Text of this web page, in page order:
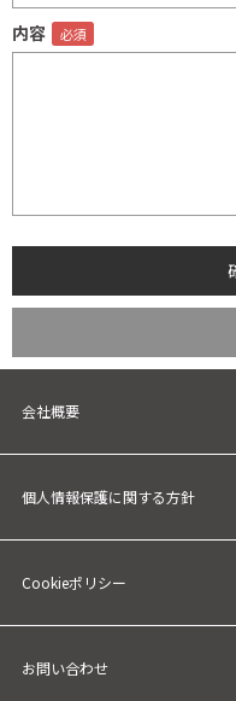
内容
会社概要
個人情報保護に関する方針
Cookieポリシー
お問い合わせ